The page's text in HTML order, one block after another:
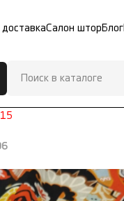
Салон штор Блог